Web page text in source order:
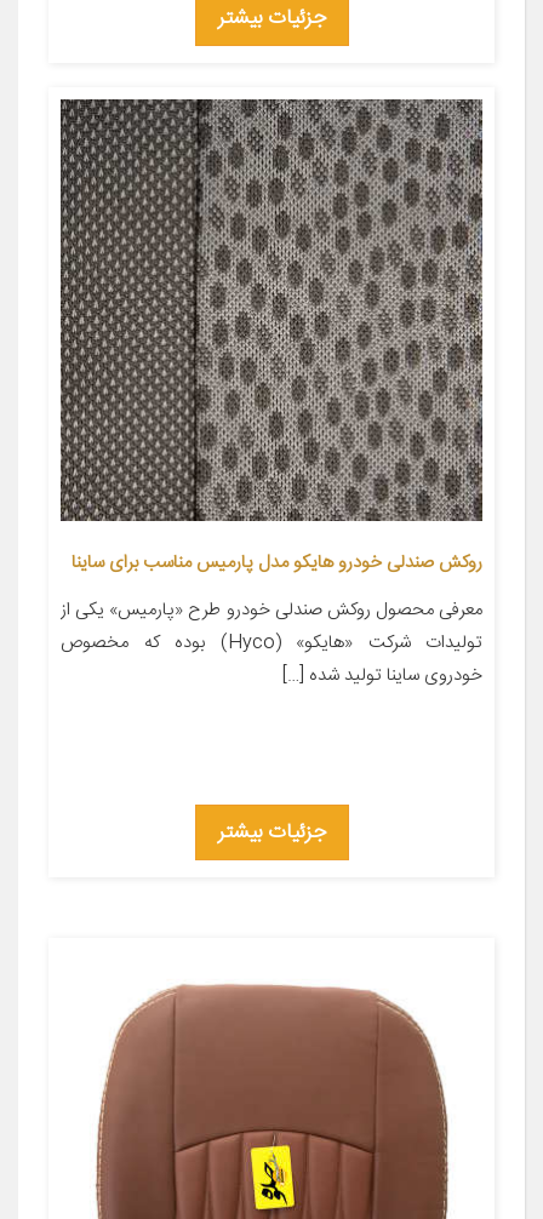
جزئیات بیشتر
روکش صندلی خودرو هایکو مدل پارمیس مناسب برای ساینا
معرفی محصول روکش صندلی خودرو طرح «پارمیس» یکی از
تولیدات شرکت «هایکو» (Hyco) بوده که مخصوص
خودروی ساینا تولید شده […]
جزئیات بیشتر